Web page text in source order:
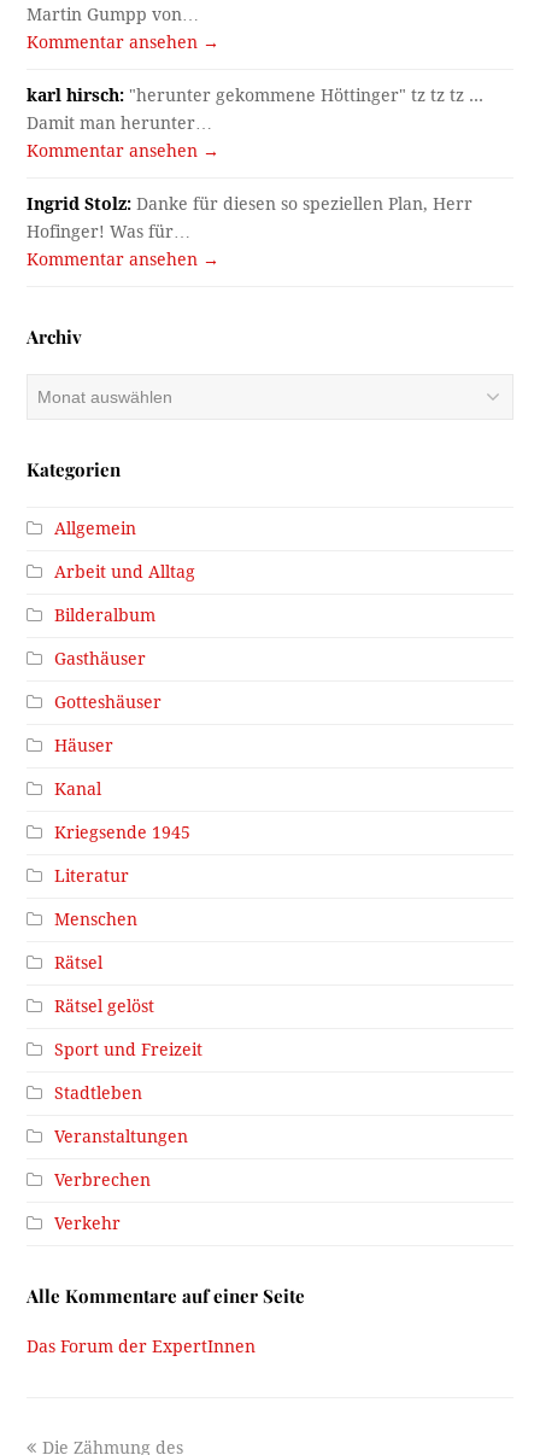
Martin Gumpp von…
Kommentar ansehen →
karl hirsch: "herunter gekommene Höttinger" tz tz tz ...
Damit man herunter…
Kommentar ansehen →
Ingrid Stolz: Danke für diesen so speziellen Plan, Herr
Hofinger! Was für…
Kommentar ansehen →
Archiv
Kategorien
Allgemein
Arbeit und Alltag
Bilderalbum
Gasthäuser
Gotteshäuser
Häuser
Kanal
Kriegsende 1945
Literatur
Menschen
Rätsel
Rätsel gelöst
Sport und Freizeit
Stadtleben
Veranstaltungen
Verbrechen
Verkehr
Alle Kommentare auf einer Seite
Das Forum der ExpertInnen
previous
Die Zähmung des